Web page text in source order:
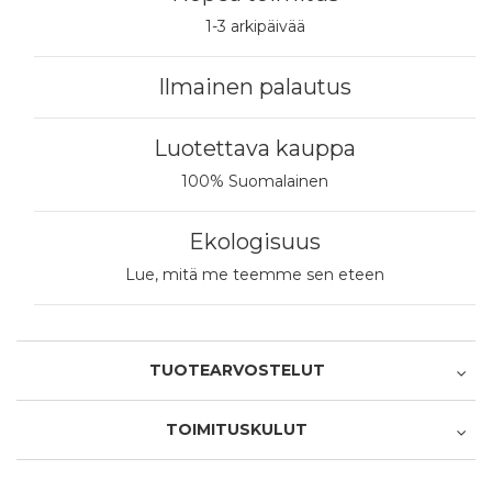
1-3 arkipäivää
Ilmainen palautus
Luotettava kauppa
100% Suomalainen
Ekologisuus
Lue, mitä me teemme sen eteen
TUOTEARVOSTELUT
TOIMITUSKULUT